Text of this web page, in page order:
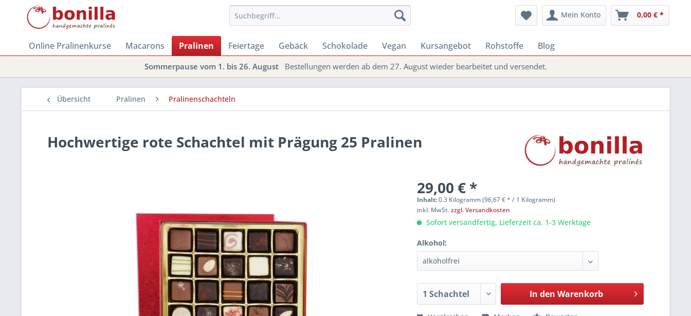
Mein Konto 0,00 € *
Online Pralinenkurse Macarons Pralinen Feiertage Gebäck Schokolade Vegan Kursangebot Rohstoffe Blog
Sommerpause vom 1. bis 26. August Bestellungen werden ab dem 27. August wieder bearbeitet und versendet.
Übersicht Pralinen Pralinenschachteln
Hochwertige rote Schachtel mit Prägung 25 Pralinen
29,00 € *
Inhalt:0.3 Kilogramm (96,67 € * / 1 Kilogramm)
inkl. MwSt.zzgl. Versandkosten
Sofort versandfertig, Lieferzeit ca. 1-3 Werktage
Alkohol:
In den Warenkorb